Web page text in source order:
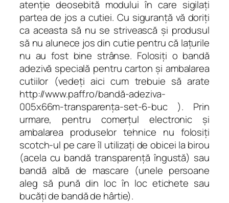
atenție deosebită modului în care sigilați
partea de jos a cutiei. Cu siguranță vă doriți
ca aceasta să nu se strivească și produsul
să nu alunece jos din cutie pentru că lațurile
nu au fost bine strânse. Folosiți o bandă
adezivă specială pentru carton și ambalarea
cutiilor (vedeți aici cum trebuie să arate
http://www.paff.ro/bandă-adeziva-
005x66m-transparența-set-6-buc ). Prin
urmare, pentru comerțul electronic și
ambalarea produselor tehnice nu folosiți
scotch-ul pe care îl utilizați de obicei la birou
(acela cu bandă transparență îngustă) sau
bandă albă de mascare (unele persoane
aleg să pună din loc în loc etichete sau
bucăți de bandă de hârtie).